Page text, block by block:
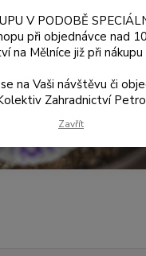
V PODOBĚ
při objednávce nad
na Mělníce již při
na Vaši návštěvu či
Zahradnictví Petro
Zavřít